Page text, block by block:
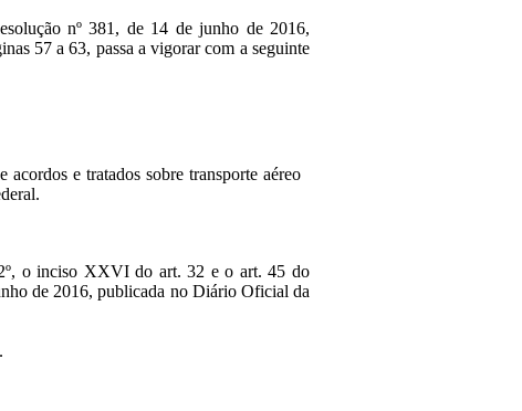
nº 381, de 14 de junho de 2016,
57 a 63, passa a vigorar com a seguinte
e tratados sobre transporte aéreo
o inciso XXVI do art. 32 e o art. 45 do
de 2016, publicada no Diário Oficial da